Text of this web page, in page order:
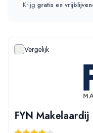
Krijg gratis en
Vergelijk
FYN Makelaardij